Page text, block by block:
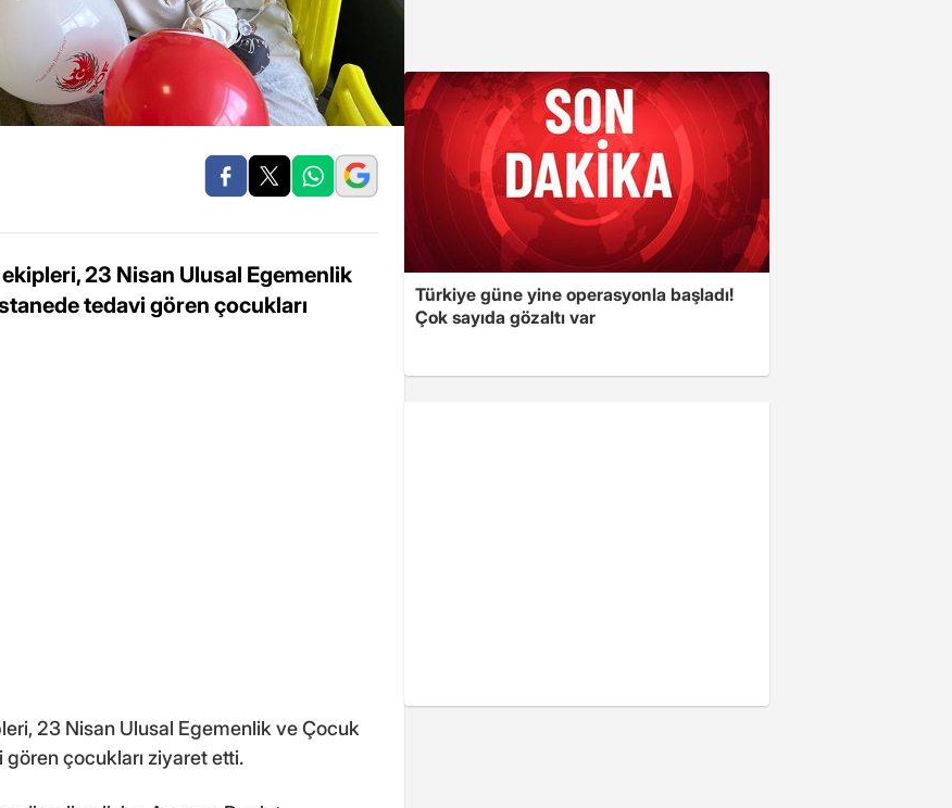
23 Nisan Ulusal Egemenlik
tedavi gören çocukları
23 Nisan Ulusal Egemenlik ve Çocuk
gören çocukları ziyaret etti.
Türkiye güne yine operasyonla başladı!
Çok sayıda gözaltı var